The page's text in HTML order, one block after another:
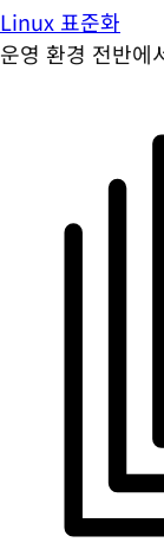
Linux 표준화
운영 환경 전반에